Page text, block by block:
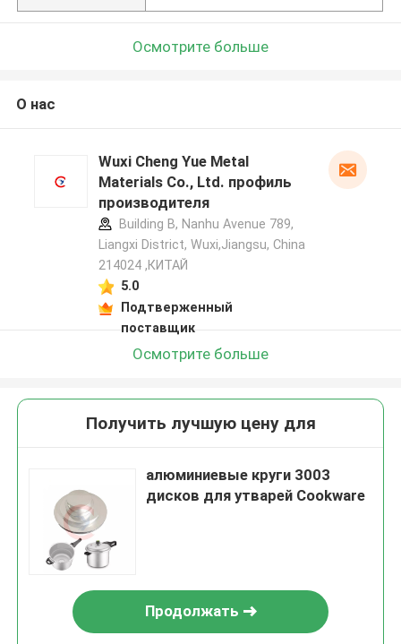
Осмотрите больше
О нас
Wuxi Cheng Yue Metal
Materials Co., Ltd. профиль
производителя
Building B, Nanhu Avenue 789,
Liangxi District, Wuxi,Jiangsu, China
214024 ,КИТАЙ
5.0
Подтверженный
поставщик
Осмотрите больше
Получить лучшую цену для
алюминиевые круги 3003
дисков для утварей Cookware
Продолжать